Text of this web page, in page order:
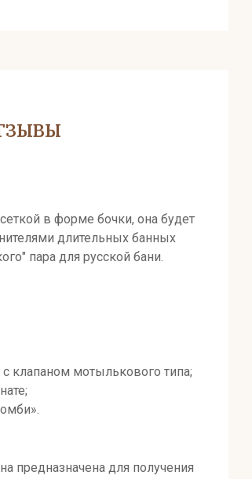
в форме бочки, она будет
длительных банных
пара для русской бани.
клапаном мотылькового типа;
предназначена для получения